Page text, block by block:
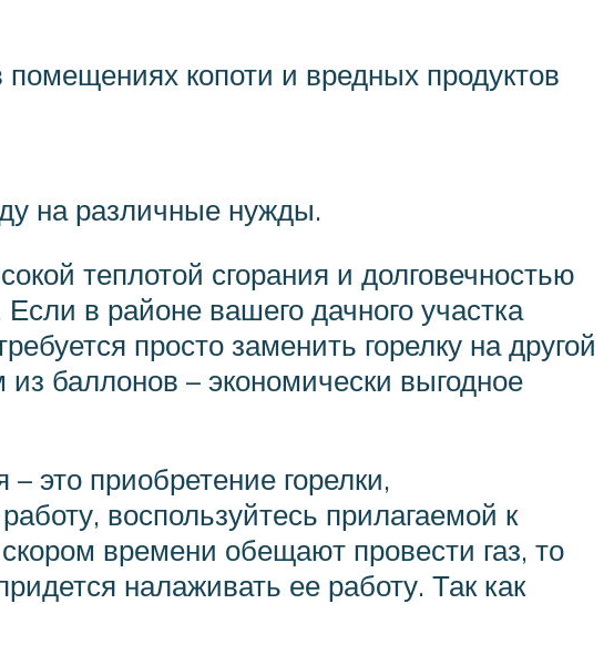
копоти и вредных продуктов
на различные нужды.
теплотой сгорания и долговечностью
в районе вашего дачного участка
просто заменить горелку на другой
баллонов – экономически выгодное
это приобретение горелки,
воспользуйтесь прилагаемой к
времени обещают провести газ, то
налаживать ее работу. Так как